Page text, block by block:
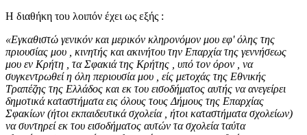
Η διαθήκη του λοιπόν έχει ως εξής :
«Εγκαθιστώ γενικόν και μερικόν κληρονόμον μου εφ' όλης της
πριουσίας μου , κινητής και ακινήτου την Επαρχία της γεννήσεως
μου εν Κρήτη , τα Σφακιά της Κρήτης , υπό τον όρον , να
συγκεντρωθεί η όλη περιουσία μου , είς μετοχάς της Εθνικής
Τραπέζης της Ελλάδος και εκ του εισοδήματος αυτής να ανεγείρει
δημοτικά καταστήματα εις όλους τους Δήμους της Επαρχίας
Σφακίων (ήτοι εκπαιδευτικά σχολεία , ήτοι καταστήματα σχολείων)
να συντηρεί εκ του εισοδήματος αυτών τα σχολεία ταύτα